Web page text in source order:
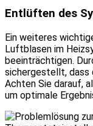
Entlüften des
Ein weiteres
Luftblasen im
beeinträchtigen.
sichergestellt, dass
Achten Sie darauf,
um optimale